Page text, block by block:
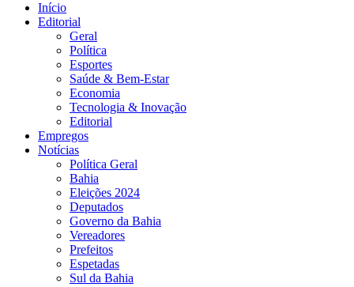
Início
Editorial
Geral
Política
Esportes
Saúde & Bem-Estar
Economia
Tecnologia & Inovação
Editorial
Empregos
Notícias
Política Geral
Bahia
Eleições 2024
Deputados
Governo da Bahia
Vereadores
Prefeitos
Espetadas
Sul da Bahia